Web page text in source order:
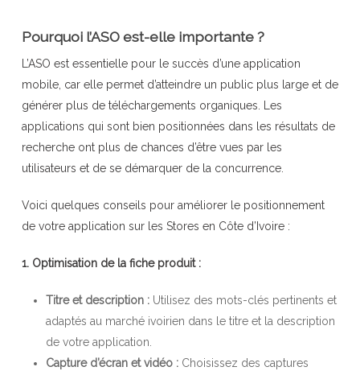
Pourquoi l’ASO est-elle importante ?
L’ASO est essentielle pour le succès d’une application
mobile, car elle permet d’atteindre un public plus large et de
générer plus de téléchargements organiques. Les
applications qui sont bien positionnées dans les résultats de
recherche ont plus de chances d’être vues par les
utilisateurs et de se démarquer de la concurrence.
Voici quelques conseils pour améliorer le positionnement
de votre application sur les Stores en Côte d’Ivoire :
1. Optimisation de la fiche produit :
Titre et description :Utilisez des mots-clés pertinents et
adaptés au marché ivoirien dans le titre et la description
de votre application.
Capture d’écran et vidéo :Choisissez des captures